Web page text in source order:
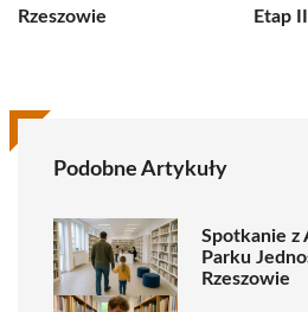
Rzeszowie
Etap
Podobne Artykuły
Spotkanie z
Parku
Rzeszowie